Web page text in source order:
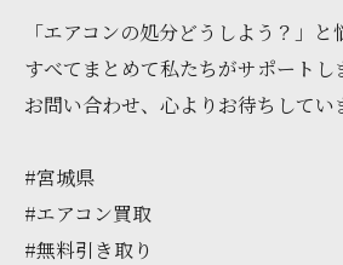
「エアコンの処分どうしよう？」
すべてまとめて私たちがサポートし
お問い合わせ、心よりお待ちしてい
#宮城県
#エアコン買取
#無料引き取り